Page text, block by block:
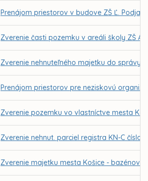
Prenájom priestorov v budove ZŠ Ľ.
Zverenie časti pozemku v areáli školy ZŠ
Zverenie nehnuteľného majetku do správy
Prenájom priestorov pre neziskovú
Zverenie pozemku vo vlastníctve mesta
Zverenie nehnut. parciel registra KN-C
Zverenie majetku mesta Košice -